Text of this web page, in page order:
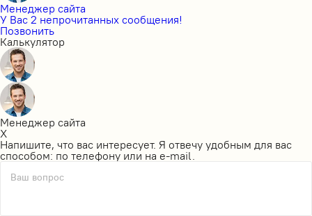
Менеджер сайта
У Вас 2 непрочитанных сообщения!
Позвонить
Калькулятор
Менеджер сайта
X
Напишите, что вас интересует. Я отвечу удобным для вас
способом: по телефону или на e-mail.
Ваш вопрос